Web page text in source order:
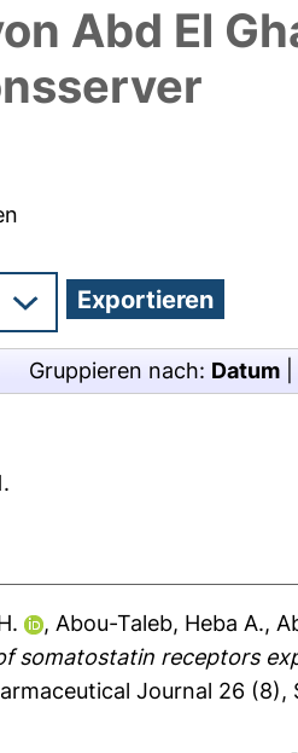
Abd El
Gruppieren nach: Datum
.
, Abou-Taleb, Heba A.,
somatostatin receptors
Journal 26 (8),